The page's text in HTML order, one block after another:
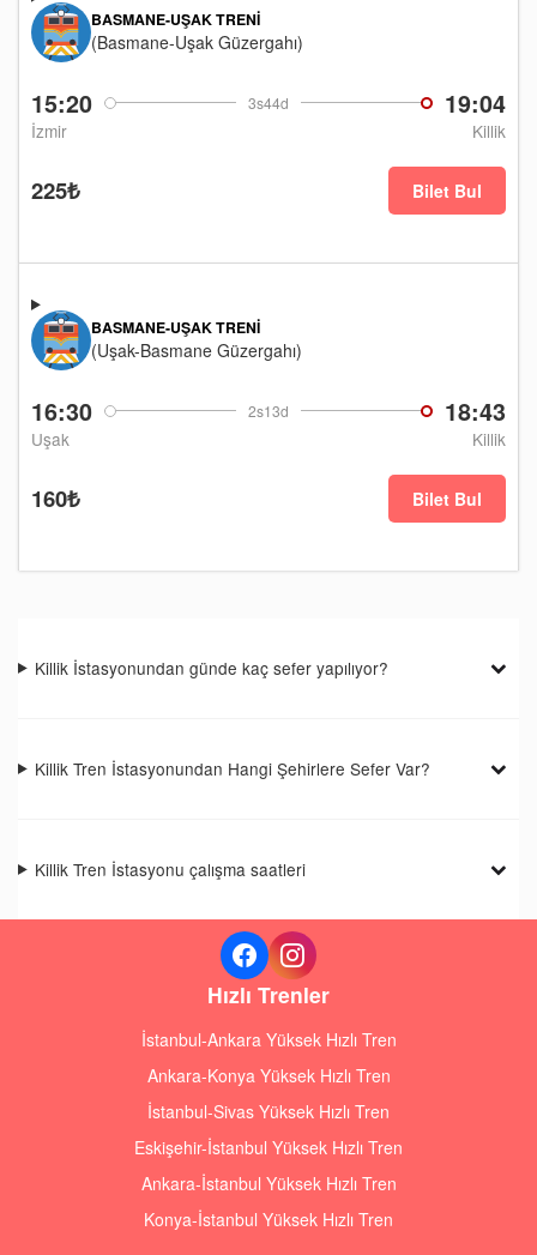
15:20 3s44d 19:04
İzmir Killik
BASMANE-UŞAK TRENI
(Basmane-Uşak Güzergahı)
225₺ Bilet Bul
16:30 2s13d 18:43
Uşak Killik
BASMANE-UŞAK TRENI
(Uşak-Basmane Güzergahı)
160₺ Bilet Bul
Killik İstasyonundan günde kaç sefer yapılıyor?
Killik Tren İstasyonundan Hangi Şehirlere Sefer Var?
Killik Tren İstasyonu çalışma saatleri
Hızlı Trenler
İstanbul-Ankara Yüksek Hızlı Tren
Ankara-Konya Yüksek Hızlı Tren
İstanbul-Sivas Yüksek Hızlı Tren
Eskişehir-İstanbul Yüksek Hızlı Tren
Ankara-İstanbul Yüksek Hızlı Tren
Konya-İstanbul Yüksek Hızlı Tren